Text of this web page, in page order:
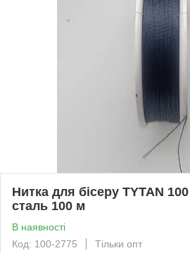
Нитка для бісеру TYTAN
сталь 100 м
В наявності
Код: 100-2775
Тільки опт